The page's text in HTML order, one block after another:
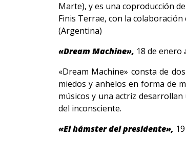
Marte), y es una coproducción
Finis Terrae, con la
(Argentina)
«Dream Machine», 18 de enero
«Dream Machine» consta de
miedos y anhelos en forma de
músicos y una actriz
del inconsciente.
«El hámster del presidente»,